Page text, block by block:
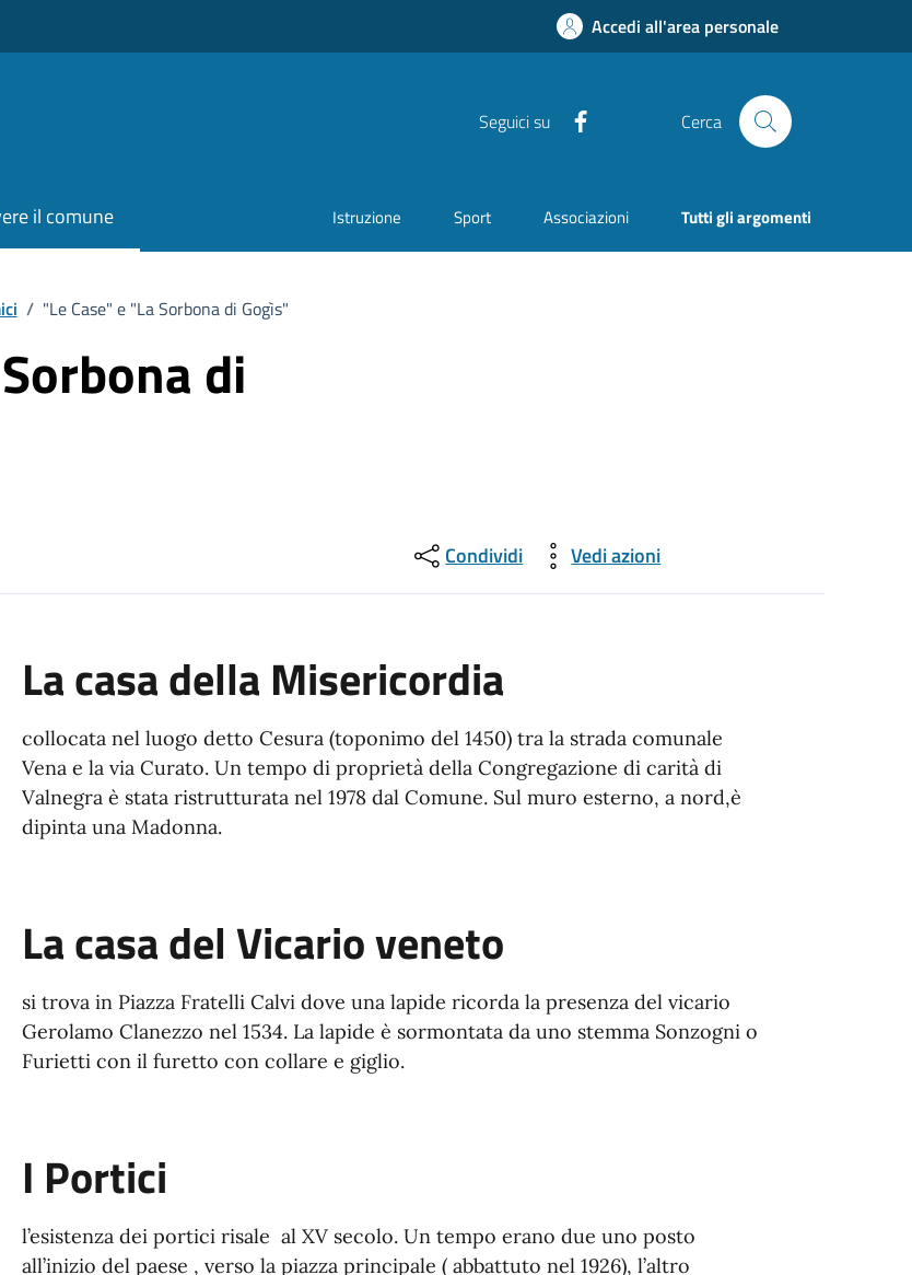
Accedi all'area personale
Seguici su Cerca
il comune Istruzione Sport Associazioni Tutti gli argomenti
/ "Le Case" e "La Sorbona di Gogìs"
di
Condividi Vedi azioni
La casa della Misericordia
collocata nel luogo detto Cesura (toponimo del 1450) tra la strada comunale
Vena e la via Curato. Un tempo di proprietà della Congregazione di carità di
Valnegra è stata ristrutturata nel 1978 dal Comune. Sul muro esterno, a nord,è
dipinta una Madonna.
La casa del Vicario veneto
si trova in Piazza Fratelli Calvi dove una lapide ricorda la presenza del vicario
Gerolamo Clanezzo nel 1534. La lapide è sormontata da uno stemma Sonzogni o
Furietti con il furetto con collare e giglio.
I Portici
l’esistenza dei portici risale al XV secolo. Un tempo erano due uno posto
all’inizio del paese , verso la piazza principale ( abbattuto nel 1926), l’altro